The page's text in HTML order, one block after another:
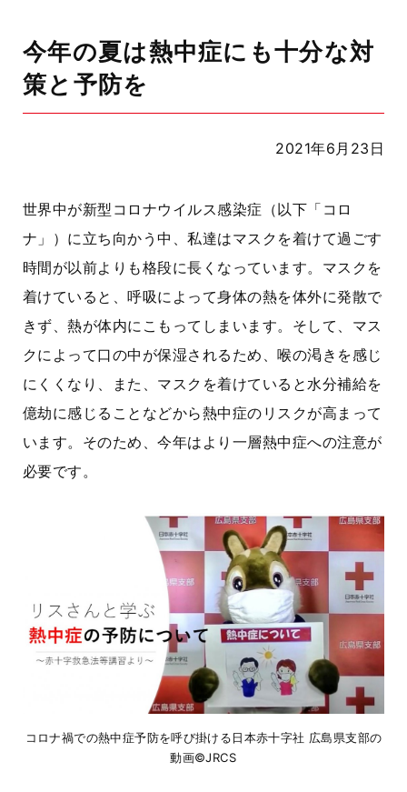
今年の夏は熱中症にも十分な対
策と予防を
2021年6月23日
世界中が新型コロナウイルス感染症（以下「コロ
ナ」）に立ち向かう中、私達はマスクを着けて過ごす
時間が以前よりも格段に長くなっています。マスクを
着けていると、呼吸によって身体の熱を体外に発散で
きず、熱が体内にこもってしまいます。そして、マス
クによって口の中が保湿されるため、喉の渇きを感じ
にくくなり、また、マスクを着けていると水分補給を
億劫に感じることなどから熱中症のリスクが高まって
います。そのため、今年はより一層熱中症への注意が
必要です。
コロナ禍での熱中症予防を呼び掛ける日本赤十字社 広島県支部の
動画©JRCS